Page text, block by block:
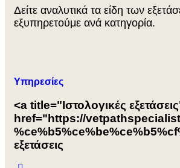
Δείτε αναλυτικά τα είδη των
εξυπηρετούμε ανά κατηγορία.
Υπηρεσίες
<a title="Ιστολογικές
href="https://
εξετάσεις